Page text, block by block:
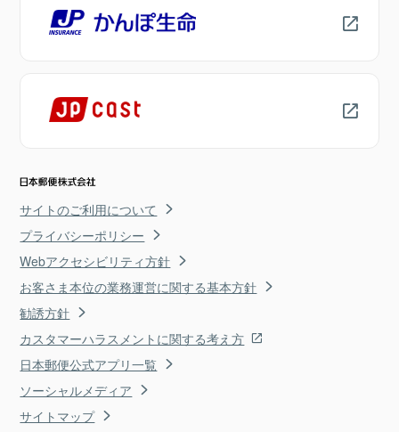
サイトのご利用について
プライバシーポリシー
Webアクセシビリティ方針
お客さま本位の業務運営に関する基本方針
勧誘方針
カスタマーハラスメントに関する考え方
日本郵便公式アプリ一覧
ソーシャルメディア
サイトマップ